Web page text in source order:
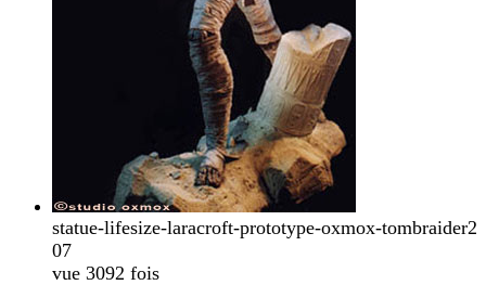
statue-lifesize-laracroft-prototype-oxmox-tombraider2
07
vue 3092 fois